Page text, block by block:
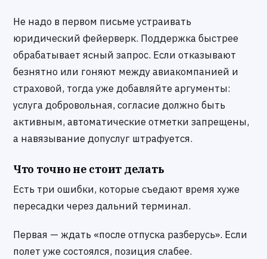
Не надо в первом письме устраивать
юридический фейерверк. Поддержка быстрее
обрабатывает ясный запрос. Если отказывают
безнятно или гоняют между авиакомпанией и
страховой, тогда уже добавляйте аргументы:
услуга добровольная, согласие должно быть
активным, автоматические отметки запрещены,
а навязывание допуслуг штрафуется.
Что точно не стоит делать
Есть три ошибки, которые съедают время хуже
пересадки через дальний терминал.
Первая — ждать «после отпуска разберусь». Если
полет уже состоялся, позиция слабее.